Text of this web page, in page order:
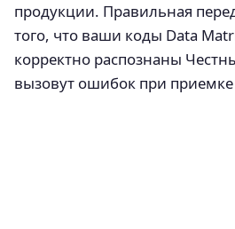
продукции. Правильная
того, что ваши коды Data
корректно распознаны
вызовут ошибок при приемке